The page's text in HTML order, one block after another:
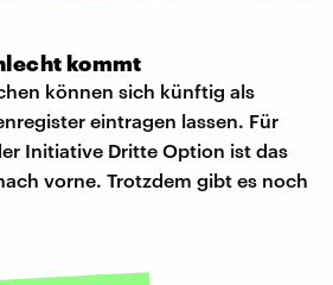
kommt
können sich künftig als
eintragen lassen. Für
Initiative Dritte Option ist das
vorne. Trotzdem gibt es noch